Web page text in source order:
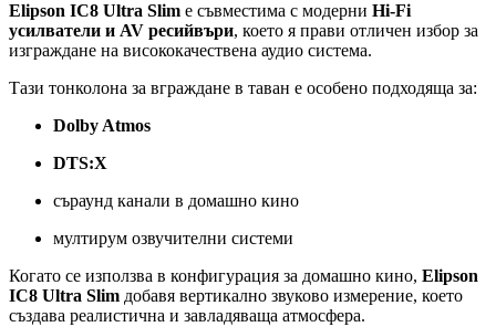
Elipson IC8 Ultra Slim е съвместима с модерни Hi-Fi
усилватели и AV ресийвъри, което я прави отличен избор за
изграждане на висококачествена аудио система.
Тази тонколона за вграждане в таван е особено подходяща за:
Dolby Atmos
DTS:X
съраунд канали в домашно кино
мултирум озвучителни системи
Когато се използва в конфигурация за домашно кино, Elipson
IC8 Ultra Slim добавя вертикално звуково измерение, което
създава реалистична и завладяваща атмосфера.